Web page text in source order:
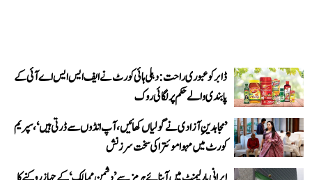
ڈابر کو عبوری راحت: دہلی ہائی کورٹ نے ایف ایس ایس اے آئی کے
پابندی والے حکم پر لگائی روک
’مجاہدینِ آزادی نے گولیاں کھائیں، آپ انڈوں سے ڈرتی ہیں‘، سپریم
کورٹ میں مہوا موئترا کی سخت سرزنش